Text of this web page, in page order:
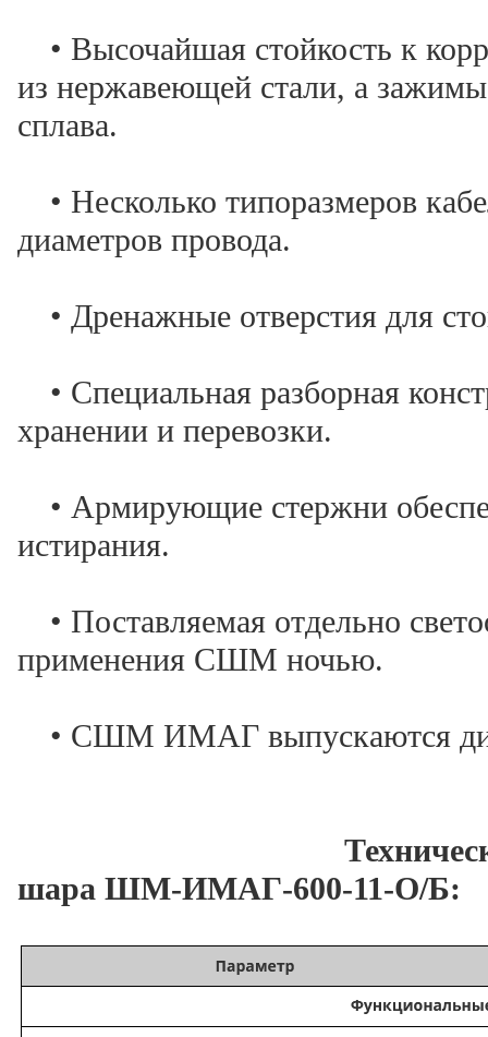
• Высочайшая стойкость к
из нержавеющей стали, а
сплава.
• Несколько типоразмеров
диаметров провода.
• Дренажные отверстия для
• Специальная разборная
хранении и перевозки.
• Армирующие стержни
истирания.
• Поставляемая отдельно
применения СШМ ночью.
• СШМ ИМАГ выпускаются
шара ШМ-ИМАГ-600-11-О/Б: